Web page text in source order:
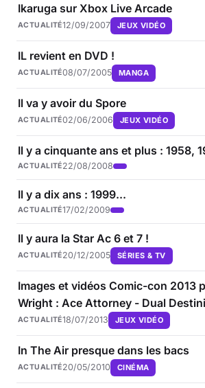
Ikaruga sur Xbox Live Arcade
ACTUALITÉ12/09/2007 JEUX VIDÉO
IL revient en DVD !
ACTUALITÉ08/07/2005 MANGA
Il va y avoir du Spore
ACTUALITÉ02/06/2006 JEUX VIDÉO
Il y a cinquante ans et plus : 1958,
ACTUALITÉ22/08/2008
Il y a dix ans : 1999...
ACTUALITÉ17/02/2009
Il y aura la Star Ac 6 et 7 !
ACTUALITÉ20/12/2005 SÉRIES & TV
Images et vidéos Comic-con 2013
Wright : Ace Attorney - Dual
ACTUALITÉ18/07/2013 JEUX VIDÉO
In The Air presque dans les bacs
ACTUALITÉ20/05/2010 CINÉMA